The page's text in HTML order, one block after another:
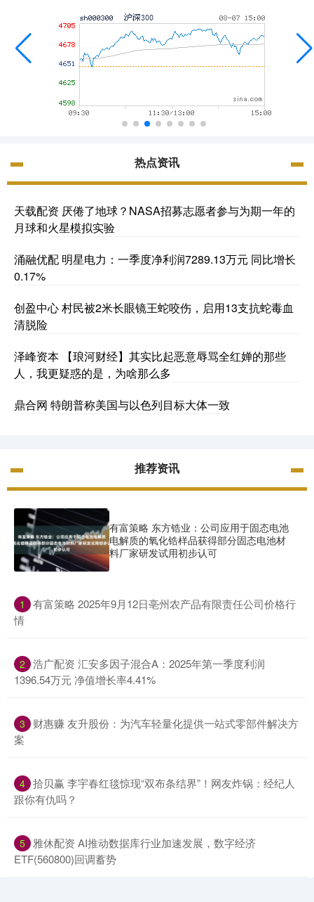
热点资讯
天载配资 厌倦了地球？NASA招募志愿者参与为期一年的
月球和火星模拟实验
涌融优配 明星电力：一季度净利润7289.13万元 同比增长
0.17%
创盈中心 村民被2米长眼镜王蛇咬伤，启用13支抗蛇毒血
清脱险
泽峰资本 【琅河财经】其实比起恶意辱骂全红婵的那些
人，我更疑惑的是，为啥那么多
鼎合网 特朗普称美国与以色列目标大体一致
推荐资讯
有富策略 东方锆业：公司应用于固态电池
电解质的氧化锆样品获得部分固态电池材
料厂家研发试用初步认可
1
​有富策略 2025年9月12日亳州农产品有限责任公司价格行
情
2 ​浩广配资 汇安多因子混合A：2025年第一季度利润
1396.54万元 净值增长率4.41%
3
​财惠赚 友升股份：为汽车轻量化提供一站式零部件解决方
案
4 ​拾贝赢 李宇春红毯惊现“双布条结界”！网友炸锅：经纪人
跟你有仇吗？
5 ​雅休配资 AI推动数据库行业加速发展，数字经济
ETF(560800)回调蓄势